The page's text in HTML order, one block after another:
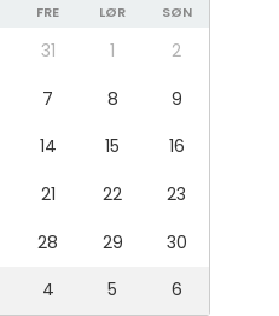
FRE LØR SØN
31 1
2
7 8
9
14 15
16
21 22
23
28 29
30
4 5 6